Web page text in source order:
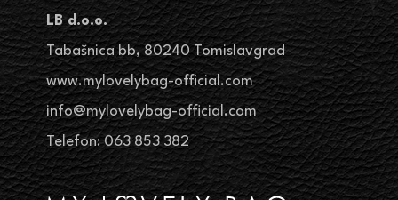
LB d.o.o.
Tabašnica bb, 80240 Tomislavgrad
www.mylovelybag-official.com
info@mylovelybag-official.com
Telefon: 063 853 382